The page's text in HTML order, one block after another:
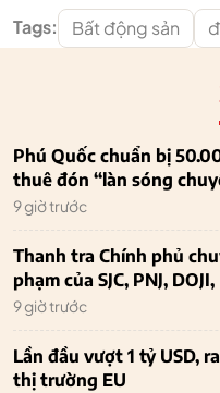
Tags: Bất động sản
Phú Quốc chuẩn bị
thuê đón “làn sóng
9 giờ trước
Thanh tra Chính phủ
phạm của SJC, PNJ,
9 giờ trước
Lần đầu vượt 1 tỷ USD,
thị trường EU